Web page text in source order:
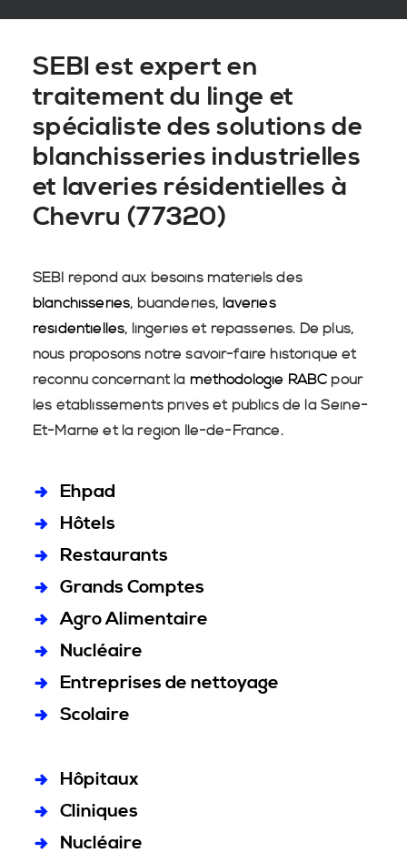
SEBI est expert en
traitement du linge et
spécialiste des solutions de
blanchisseries industrielles
et laveries résidentielles à
Chevru (77320)
SEBI répond aux besoins matériels des
blanchisseries, buanderies, laveries
résidentielles, lingeries et repasseries. De plus,
nous proposons notre savoir-faire historique et
reconnu concernant la méthodologie RABC pour
les établissements privés et publics de la Seine-
Et-Marne et la région Île-de-France.
Ehpad
Hôtels
Restaurants
Grands Comptes
Agro Alimentaire
Nucléaire
Entreprises de nettoyage
Scolaire
Hôpitaux
Cliniques
Nucléaire